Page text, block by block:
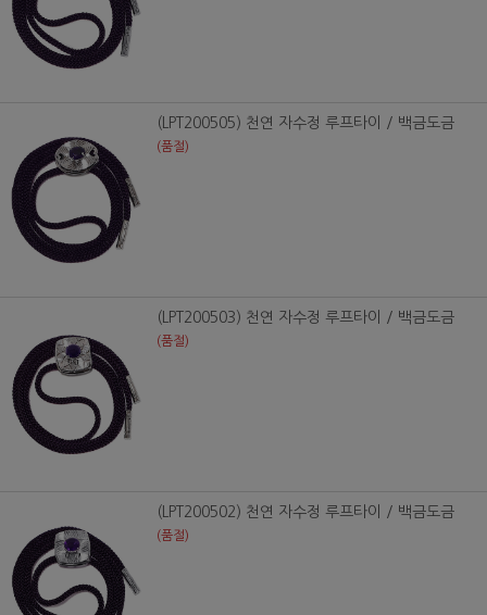
(LPT200505) 천연 자수정 루프타이 / 백금도금
(품절)
(LPT200503) 천연 자수정 루프타이 / 백금도금
(품절)
(LPT200502) 천연 자수정 루프타이 / 백금도금
(품절)